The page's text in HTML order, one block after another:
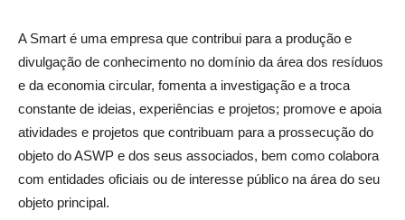
A Smart é uma empresa que contribui para a produção e
divulgação de conhecimento no domínio da área dos resíduos
e da economia circular, fomenta a investigação e a troca
constante de ideias, experiências e projetos; promove e apoia
atividades e projetos que contribuam para a prossecução do
objeto do ASWP e dos seus associados, bem como colabora
com entidades oficiais ou de interesse público na área do seu
objeto principal.